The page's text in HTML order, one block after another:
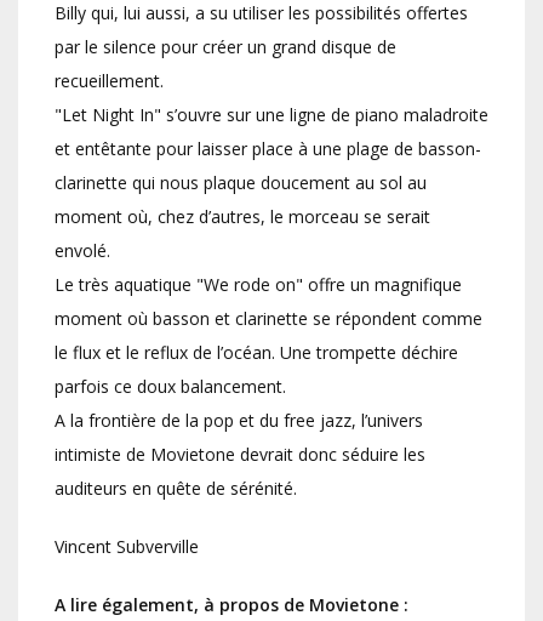
Billy qui, lui aussi, a su utiliser les possibilités offertes
par le silence pour créer un grand disque de
recueillement.
"Let Night In" s’ouvre sur une ligne de piano maladroite
et entêtante pour laisser place à une plage de basson-
clarinette qui nous plaque doucement au sol au
moment où, chez d’autres, le morceau se serait
envolé.
Le très aquatique "We rode on" offre un magnifique
moment où basson et clarinette se répondent comme
le flux et le reflux de l’océan. Une trompette déchire
parfois ce doux balancement.
A la frontière de la pop et du free jazz, l’univers
intimiste de Movietone devrait donc séduire les
auditeurs en quête de sérénité.
Vincent Subverville
A lire également, à propos de Movietone :